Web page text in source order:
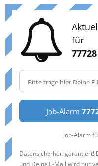
für
Job-Alarm
Job-Alarm
Datensicherheit garantiert!
und Deine E-Mail wird nur